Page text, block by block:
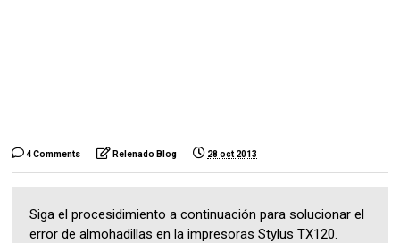
4 Comments Relenado Blog 28 oct 2013
Siga el procesidimiento a continuación para solucionar el
error de almohadillas en la impresoras Stylus TX120.